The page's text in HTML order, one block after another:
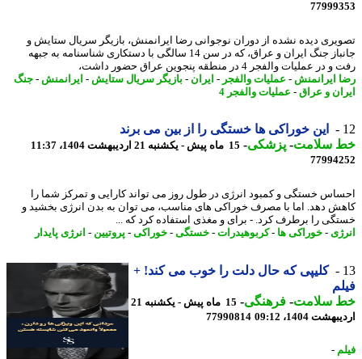
دیده نشده از دوران نوجوانی رضا ایرانمنش، بازیگر سریال ستایش و
جانباز جنگ ایران و عراق، که در سن 14 سالگی با دستکاری شناسنامه به جبهه
عملیات والفجر 4 در منطقه پنجوین عراق حضور داشت،
ایرانمنش-عملیات والفجر-ایران - بازیگر سریال ستایش-ایرانمنش-جنگ
و عراق- عملیات والفجر 4
این خوراکی ها خستگی را از بین می برند
سلامت-پزشکی-15 ماه پیش - یکشنبه 21 اردیبهشت 1404، 11:37
خستگی و کمبود انرژی در طول روز می تواند کارایی و تمرکز شما را
دهد. اما با مصرف خوراکی های مناسب، می توان به بدن انرژی بخشید و
را برطرف کرد. - ​برای و مغذی استفاده کرد که ...
-خوراکی ها- کربوهیدرات- خستگی-خوراکی -پروتیین-انرژی پایدار
کلیپی که حال دلت را خوب می کند! +
سلامت-فرهنگی-
15 ماه پیش - یکشنبه 21
1404، 09:12
77990814
-